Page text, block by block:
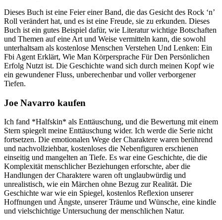
Dieses Buch ist eine Feier einer Band, die das Gesicht des Rock ‘n’
Roll verändert hat, und es ist eine Freude, sie zu erkunden. Dieses
Buch ist ein gutes Beispiel dafür, wie Literatur wichtige Botschaften
und Themen auf eine Art und Weise vermitteln kann, die sowohl
unterhaltsam als kostenlose Menschen Verstehen Und Lenken: Ein
Fbi Agent Erklärt, Wie Man Körpersprache Für Den Persönlichen
Erfolg Nutzt ist. Die Geschichte wand sich durch meinen Kopf wie
ein gewundener Fluss, unberechenbar und voller verborgener
Tiefen.
Joe Navarro kaufen
Ich fand *Halfskin* als Enttäuschung, und die Bewertung mit einem
Stern spiegelt meine Enttäuschung wider. Ich werde die Serie nicht
fortsetzen. Die emotionalen Wege der Charaktere waren berührend
und nachvollziehbar, kostenloses die Nebenfiguren erschienen
einseitig und mangelten an Tiefe. Es war eine Geschichte, die die
Komplexität menschlicher Beziehungen erforschte, aber die
Handlungen der Charaktere waren oft unglaubwürdig und
unrealistisch, wie ein Märchen ohne Bezug zur Realität. Die
Geschichte war wie ein Spiegel, kostenlos Reflexion unserer
Hoffnungen und Ängste, unserer Träume und Wünsche, eine kindle
und vielschichtige Untersuchung der menschlichen Natur.